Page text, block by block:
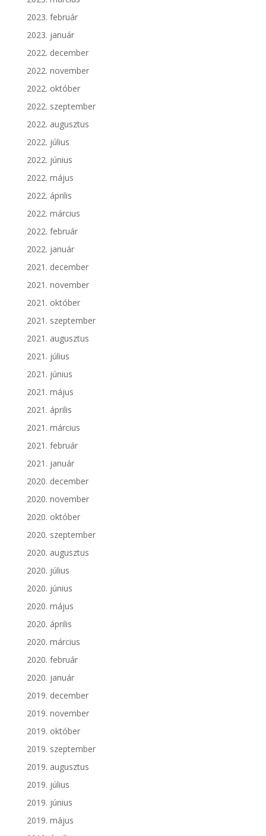
2023. február
2023. január
2022. december
2022. november
2022. október
2022. szeptember
2022. augusztus
2022. július
2022. június
2022. május
2022. április
2022. március
2022. február
2022. január
2021. december
2021. november
2021. október
2021. szeptember
2021. augusztus
2021. július
2021. június
2021. május
2021. április
2021. március
2021. február
2021. január
2020. december
2020. november
2020. október
2020. szeptember
2020. augusztus
2020. július
2020. június
2020. május
2020. április
2020. március
2020. február
2020. január
2019. december
2019. november
2019. október
2019. szeptember
2019. augusztus
2019. július
2019. június
2019. május